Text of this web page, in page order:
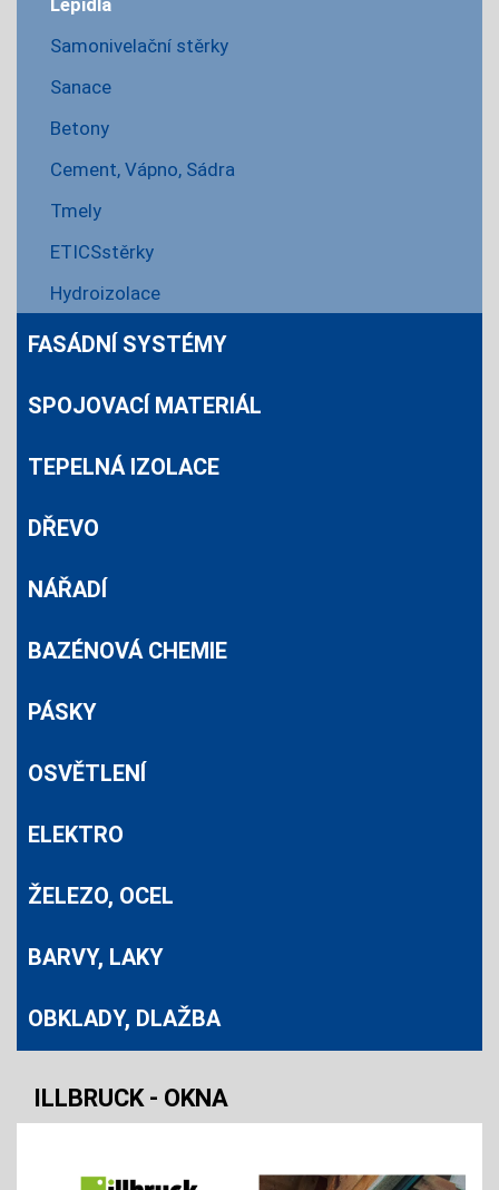
Lepidla
Samonivelační stěrky
Sanace
Betony
Cement, Vápno, Sádra
Tmely
ETICSstěrky
Hydroizolace
FASÁDNÍ SYSTÉMY
SPOJOVACÍ MATERIÁL
TEPELNÁ IZOLACE
DŘEVO
NÁŘADÍ
BAZÉNOVÁ CHEMIE
PÁSKY
OSVĚTLENÍ
ELEKTRO
ŽELEZO, OCEL
BARVY, LAKY
OBKLADY, DLAŽBA
ILLBRUCK - OKNA